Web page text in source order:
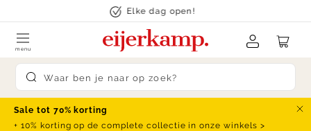
Elke dag open!
Submit search
menu
Sale tot 70% korting
+ 10% korting op de complete collectie in onze winkels >